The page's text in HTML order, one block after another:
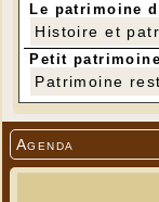
Agenda
Le patrimoine
Histoire et
Petit
Patrimoine